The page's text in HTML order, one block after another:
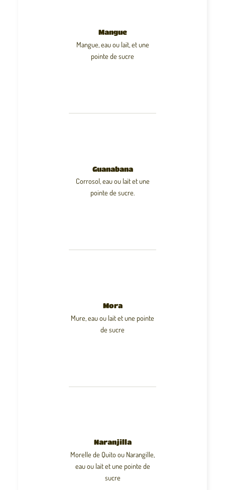
Mangue
Mangue, eau ou lait, et une
pointe de sucre
Guanabana
Corrosol, eau ou lait et une
pointe de sucre.
Mora
Mure, eau ou lait et une pointe
de sucre
Naranjilla
Morelle de Quito ou Narangille,
eau ou lait et une pointe de
sucre